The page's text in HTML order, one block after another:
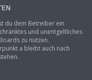
du dem Betreiber ein
und unentgeltliches
zu nutzen.
a bleibt auch nach